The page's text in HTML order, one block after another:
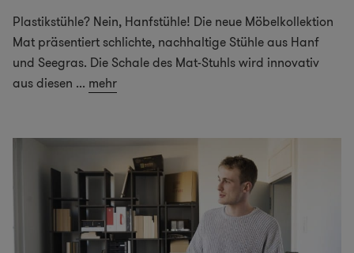
Plastikstühle? Nein, Hanfstühle! Die neue Möbelkollektion
Mat präsentiert schlichte, nachhaltige Stühle aus Hanf
und Seegras. Die Schale des Mat-Stuhls wird innovativ
aus diesen ... mehr